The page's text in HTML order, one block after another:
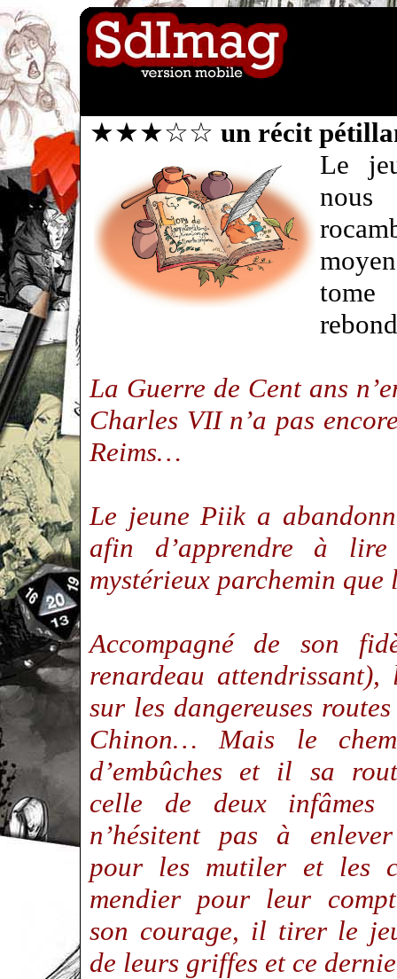
★★★☆☆ un récit
Le
nous
La Guerre de Cent ans
Charles VII n’a pas
Reims…
Le jeune Piik a
afin d’apprendre à
mystérieux parchemin
Accompagné de son
renardeau
sur les dangereuses
Chinon… Mais le
d’embûches et il sa
celle de deux infâmes
n’hésitent pas à
pour les mutiler et les
mendier pour leur
son courage, il tirer le
de leurs griffes et ce